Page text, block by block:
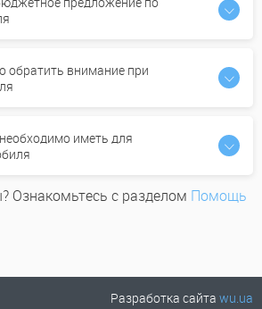
обратить внимание при
иметь для
Ознакомьтесь с разделом Помощь
Разработка сайта wu.ua